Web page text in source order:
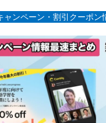
ャンペーン・割引クーポン